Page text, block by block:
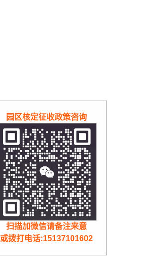
园区核定征收政策咨询
扫描加微信请备注来意
或拨打电话:15137101602